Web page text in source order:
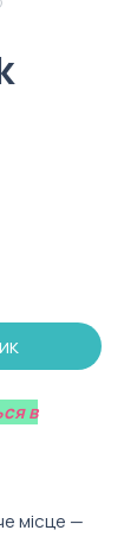
в
місце —